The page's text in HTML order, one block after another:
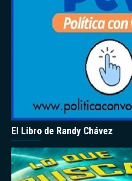
El Libro de Randy Chávez